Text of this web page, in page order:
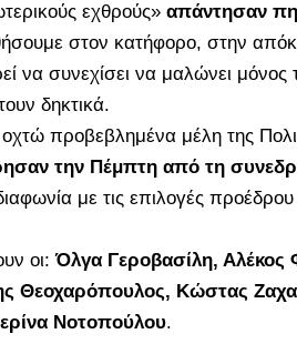
εχθρούς» απάντησαν
στον κατήφορο, στην
να συνεχίσει να μαλώνει μόνος
δηκτικά.
οχτώ προβεβλημένα μέλη της
την Πέμπτη από τη
με τις επιλογές
οι:Όλγα Γεροβασίλη, Αλέκος
Θεοχαρόπουλος, Κώστας
Νοτοπούλου.